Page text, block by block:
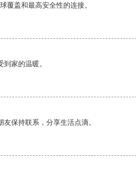
覆盖和最高安全性的连接。
家的温暖。
保持联系，分享生活点滴。